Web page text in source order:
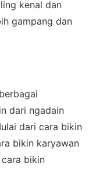
kenal dan
gampang dan
dari ngadain
dari cara bikin
bikin karyawan
bikin